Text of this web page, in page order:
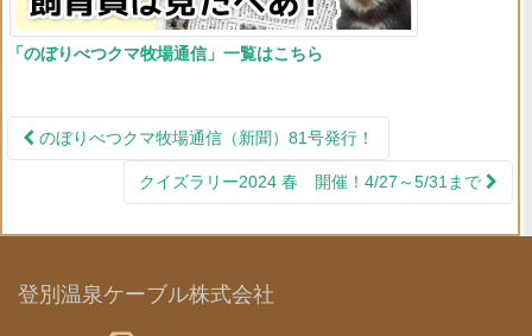
「のぼりべつクマ牧場通信」一覧はこちら
投稿ナビゲーション
のぼりべつクマ牧場通信（新聞）81号発行！
クイズラリー2024 春 開催！4/27～5/31まで
登別温泉ケーブル株式会社